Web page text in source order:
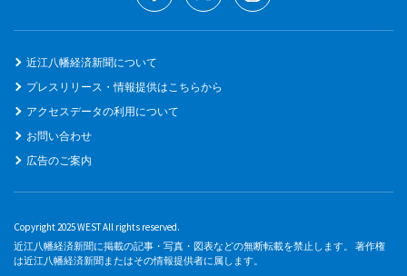
近江八幡経済新聞について
プレスリリース・情報提供はこちらから
アクセスデータの利用について
お問い合わせ
広告のご案内
Copyright 2025 WEST All rights reserved.
近江八幡経済新聞に掲載の記事・写真・図表などの無断転載を禁止します。 著作権
は近江八幡経済新聞またはその情報提供者に属します。